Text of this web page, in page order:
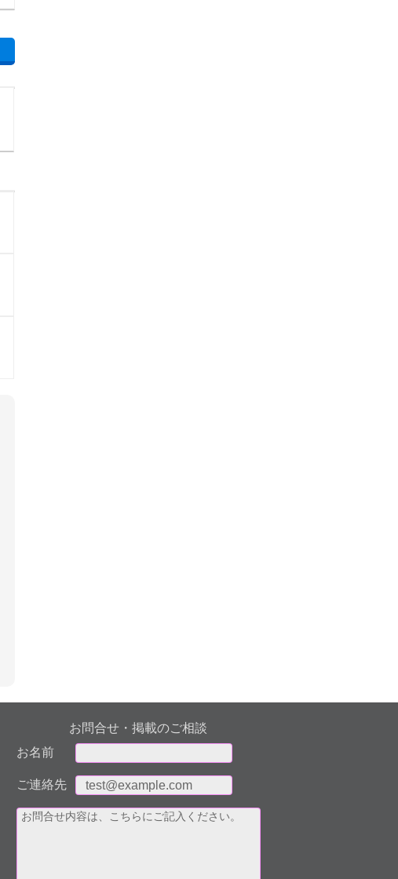
お問合せ・掲載のご相談
お名前
ご連絡先